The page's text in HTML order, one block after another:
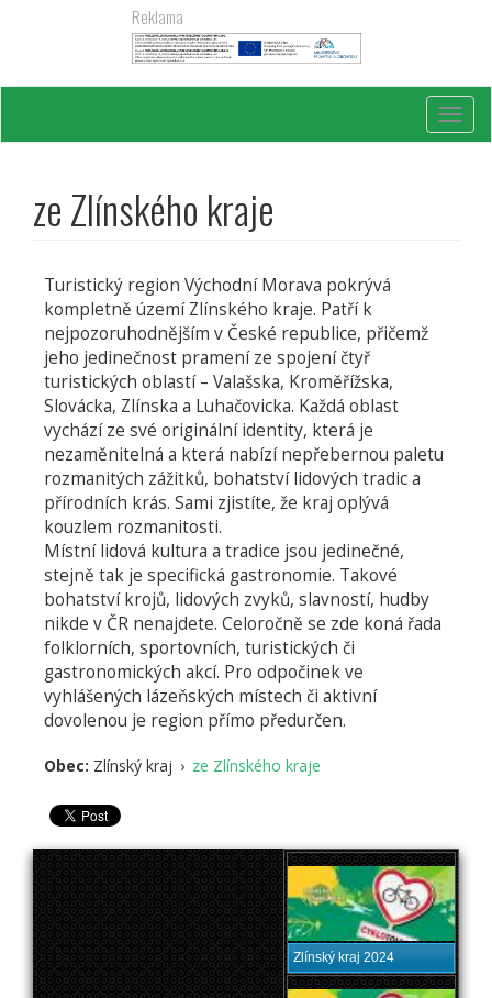
Reklama
ze Zlínského kraje
Turistický region Východní Morava pokrývá
kompletně území Zlínského kraje. Patří k
nejpozoruhodnějším v České republice, přičemž
jeho jedinečnost pramení ze spojení čtyř
turistických oblastí – Valašska, Kroměřížska,
Slovácka, Zlínska a Luhačovicka. Každá oblast
vychází ze své originální identity, která je
nezaměnitelná a která nabízí nepřebernou paletu
rozmanitých zážitků, bohatství lidových tradic a
přírodních krás. Sami zjistíte, že kraj oplývá
kouzlem rozmanitosti.
Místní lidová kultura a tradice jsou jedinečné,
stejně tak je specifická gastronomie. Takové
bohatství krojů, lidových zvyků, slavností, hudby
nikde v ČR nenajdete. Celoročně se zde koná řada
folklorních, sportovních, turistických či
gastronomických akcí. Pro odpočinek ve
vyhlášených lázeňských místech či aktivní
dovolenou je region přímo předurčen.
Obec: Zlínský kraj › ze Zlínského kraje
Zlínský kraj 2024